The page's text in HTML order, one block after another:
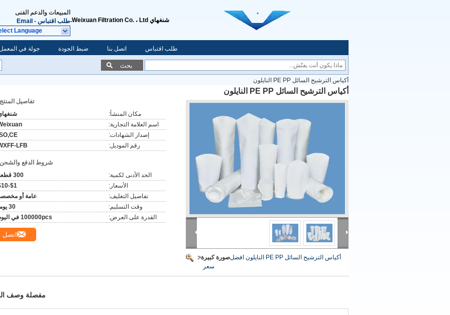
شنغهاي Weixuan Filtration Co. ، Ltd.
المبيعات والدعم الفنى
طلب اقتباس -
Email
Language
جولة في ضبط الجودة اتصل بنا طلب اقتباس
بحث
أكياس الترشيح السائل PE PP النايلون
أكياس الترشيح السائل PE PP النايلون
صورة كبيرة : أكياس الترشيح السائل PE PP النايلون
افضل
سعر
تفاصيل
مكان المنشأ:
اسم العلامة التجارية:
إصدار الشهادات:
رقم الموديل:
LFB
شروط الدفع
الحد الأدنى لكمية:
300 قطعة
الأسعار:
$1-$10
تفاصيل التغليف:
عامة أو
وقت التسليم:
30 يوما
القدرة على العرض:
100000pcs في اليوم
اتصل
مفصلة وصف